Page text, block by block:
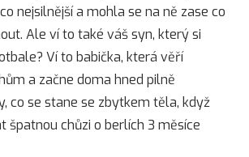
nejsilnější a mohla se na ně zase co
Ale ví to také váš syn, který si
Ví to babička, která věří
a začne doma hned pilně
co se stane se zbytkem těla, když
špatnou chůzi o berlích 3 měsíce